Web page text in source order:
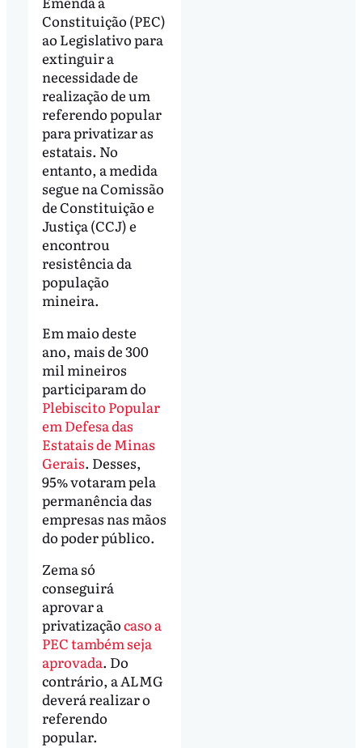
Constituição (PEC)
ao Legislativo para
extinguir a
necessidade de
realização de um
referendo popular
para privatizar as
estatais. No
entanto, a medida
segue na Comissão
de Constituição e
Justiça (CCJ) e
encontrou
resistência da
população
mineira.
Em maio deste
ano, mais de 300
mil mineiros
participaram do
Plebiscito Popular
em Defesa das
Estatais de Minas
Gerais. Desses,
95% votaram pela
permanência das
empresas nas mãos
do poder público.
Zema só
conseguirá
aprovar a
privatizaçãocaso a
PEC também seja
aprovada. Do
contrário, a ALMG
deverá realizar o
referendo
popular.